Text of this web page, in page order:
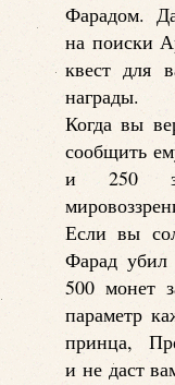
Фарадом.
на поиски
квест для
награды.
Когда вы
сообщить
и 250
Если вы
Фарад
500 монет
параметр
принца,
и не даст